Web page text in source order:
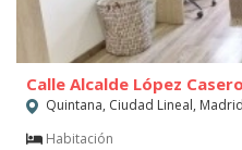
Calle Alcalde López
Quintana, Ciudad Lineal, Madrid
Habitación